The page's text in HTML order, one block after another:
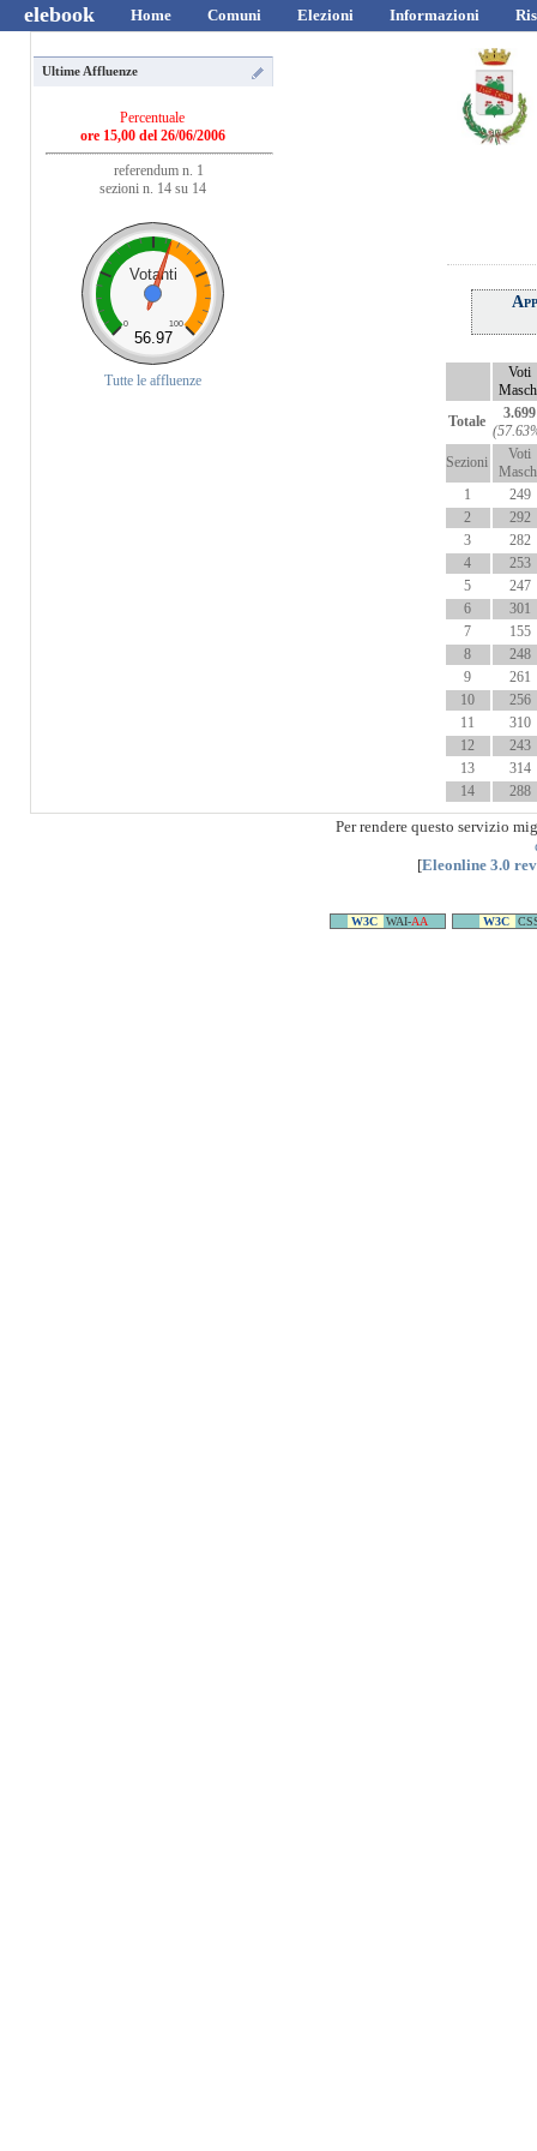
elebook Home Comuni Elezioni Informazioni
Ultime Affluenze
Percentuale
ore 15,00 del 26/06/2006
referendum n. 1
sezioni n. 14 su 14
Votanti
0 100
56.97
Tutte le affluenze
Voti
Totale
3.699
Sezioni
Voti
1
249
2
292
3
282
4
253
5
247
6
301
7
155
8
248
9
261
10
256
11
310
12
243
13
314
14
288
Per rendere questo servizio
[Eleonline 3.0
W3C WAI-AA W3C